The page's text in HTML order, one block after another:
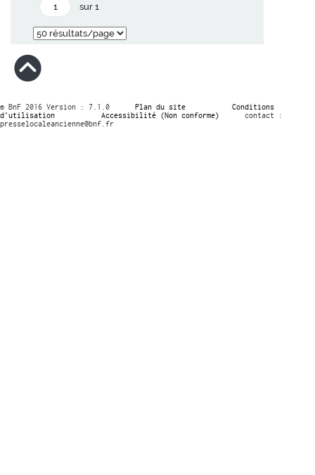
sur 1
© BnF 2016 Version : 7.1.0 Plan du site
Conditions
d’utilisation
Accessibilité (Non conforme)
contact :
presselocaleancienne@bnf.fr